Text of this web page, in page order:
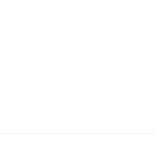
creand un